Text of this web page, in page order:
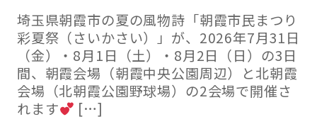
埼玉県朝霞市の夏の風物詩「朝霞市民まつり
彩夏祭（さいかさい）」が、2026年7月31日
（金）・8月1日（土）・8月2日（日）の3日
間、朝霞会場（朝霞中央公園周辺）と北朝霞
会場（北朝霞公園野球場）の2会場で開催さ
れます
[…]